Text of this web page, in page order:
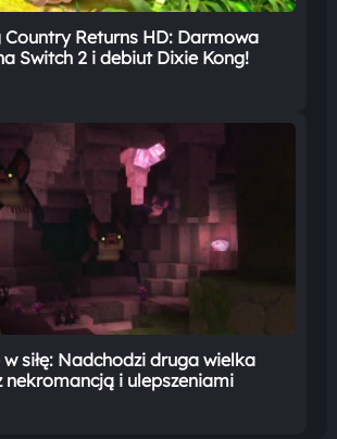
Country Returns HD: Darmowa
Switch 2 i debiut Dixie Kong!
siłę: Nadchodzi druga wielka
nekromancją i ulepszeniami